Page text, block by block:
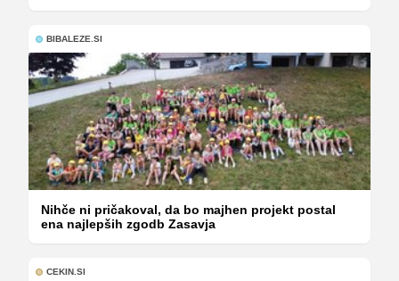
BIBALEZE.SI
Nihče ni pričakoval, da bo majhen projekt postal
ena najlepših zgodb Zasavja
CEKIN.SI